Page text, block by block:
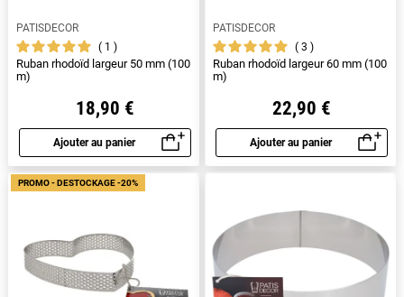
PATISDECOR
1
Ruban rhodoïd largeur 50 mm (100
m)
18,90 €
Ajouter au panier
Aperçu rapide
PATISDECOR
3
Ruban rhodoïd largeur 60 mm (100
m)
22,90 €
Ajouter au panier
Aperçu rapide
PROMO - DESTOCKAGE -20%